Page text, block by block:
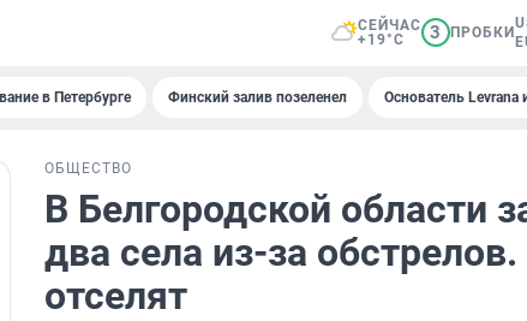
СЕЙЧАС
+19°C
3 ПРОБКИ
в Петербурге Финский залив позеленел Основатель
ОБЩЕСТВО
В Белгородской области
два села из-за
отселят